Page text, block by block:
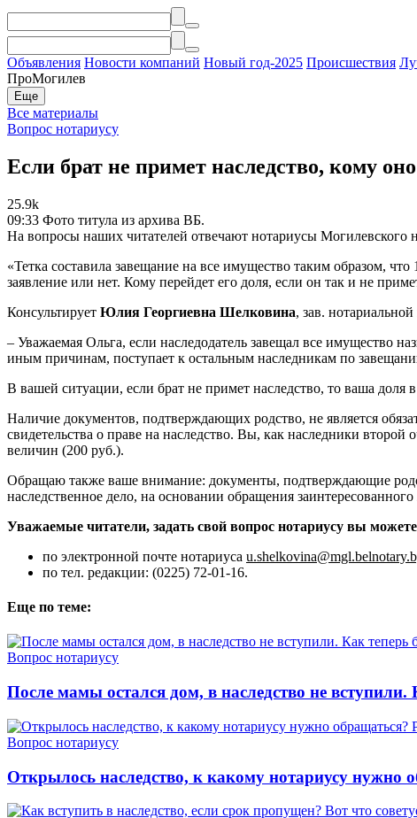
Объявления Новости компаний Новый год-2025 Происшествия
ПроМогилев
Еще
Все материалы
Вопрос нотариусу
Если брат не примет наследство, кому
25.9k
09:33 Фото титула из архива ВБ.
На вопросы наших читателей отвечают нотариусы Могилевского
«Тетка составила завещание на все имущество таким образом,
заявление или нет. Кому перейдет его доля, если он так и не
Консультирует Юлия Георгиевна Шелковина, зав.
– Уважаемая Ольга, если наследодатель завещал все имущество
иным причинам, поступает к остальным наследникам по
В вашей ситуации, если брат не примет наследство, то ваша доля
Наличие документов, подтверждающих родство, не является
свидетельства о праве на наследство. Вы, как наследники
величин (200 руб.).
Обращаю также ваше внимание: документы, подтверждающие
наследственное дело, на основании обращения
Уважаемые читатели, задать свой вопрос нотариусу вы
по электронной почте нотариуса
по тел. редакции: (0225) 72-01-16.
Еще по теме:
Вопрос нотариусу
После мамы остался дом, в наследство не вступили.
Вопрос нотариусу
Открылось наследство, к какому нотариусу нужно